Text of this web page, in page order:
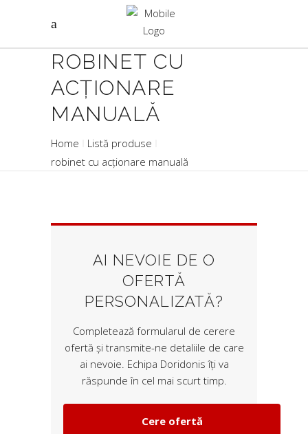
ROBINET CU
ACȚIONARE
MANUALĂ
Home
Listă produse
robinet cu acționare manuală
AI NEVOIE DE O
OFERTĂ
PERSONALIZATĂ?
Completează formularul de cerere
ofertă și transmite-ne detaliile de care
ai nevoie. Echipa Doridonis îți va
răspunde în cel mai scurt timp.
Cere ofertă